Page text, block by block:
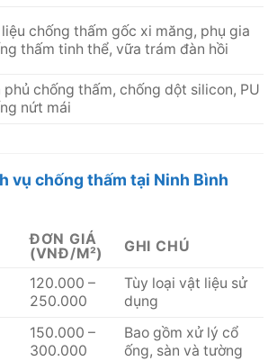
chống thấm gốc xi măng, phụ gia
thấm tinh thể, vữa trám đàn hồi
phủ chống thấm, chống dột silicon, PU
nứt mái
vụ chống thấm tại Ninh Bình
ĐƠN GIÁ
(VNĐ/M²)
GHI CHÚ
120.000 –
250.000
Tùy loại vật liệu sử
dụng
150.000 –
300.000
Bao gồm xử lý cổ
ống, sàn và tường